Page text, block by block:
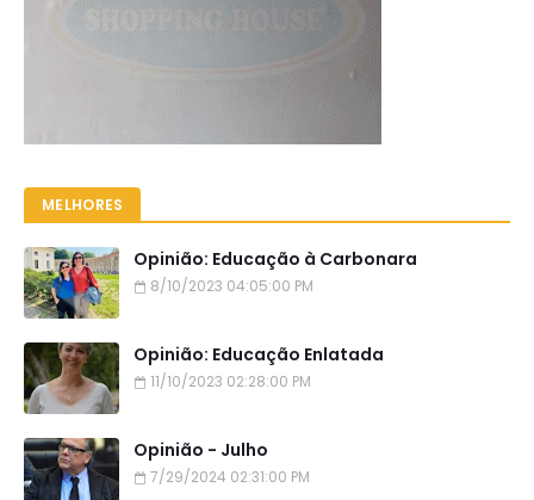
MELHORES
Opinião: Educação à Carbonara
8/10/2023 04:05:00 PM
Opinião: Educação Enlatada
11/10/2023 02:28:00 PM
Opinião - Julho
7/29/2024 02:31:00 PM